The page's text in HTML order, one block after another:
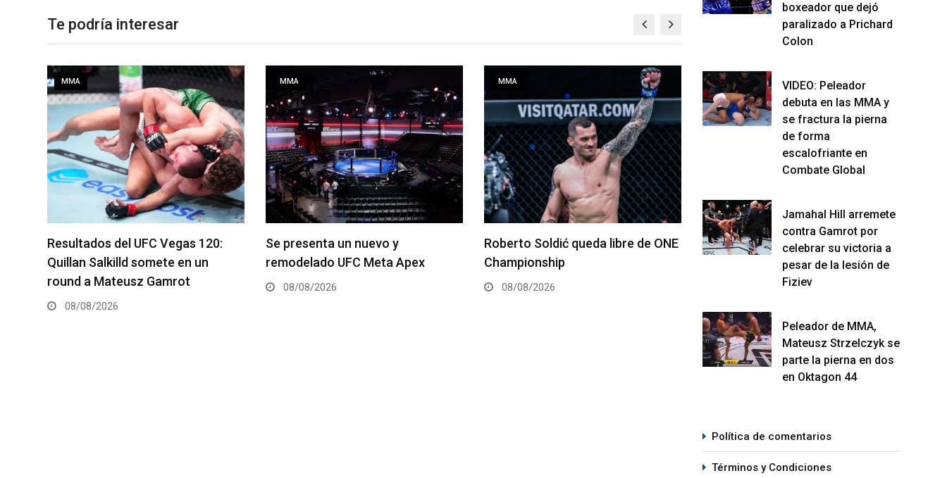
Te podría interesar
MMA
Se presenta un nuevo y
remodelado UFC Meta Apex
08/08/2026
MMA
Roberto Soldić queda libre de ONE
Championship
08/08/2026
MMA
Kamaru Usman debe regresar al
Peso Welter, afirma representante
07/08/2026
MMA
Resultados de los pesajes del UFC
Vegas 120: Gamrot hace peso
para pelea con Salkilld
boxeador que dejó
paralizado a Prichard
Colon
VIDEO: Peleador
debuta en las MMA y
se fractura la pierna
de forma
escalofriante en
Combate Global
Jamahal Hill arremete
contra Gamrot por
celebrar su victoria a
pesar de la lesión de
Fiziev
Peleador de MMA,
Mateusz Strzelczyk se
parte la pierna en dos
en Oktagon 44
Política de comentarios
Términos y Condiciones